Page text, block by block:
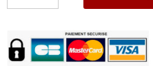
Ford
Transit,